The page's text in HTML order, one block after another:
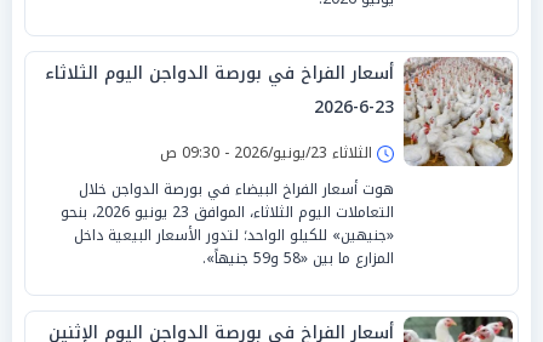
أسعار الفراخ في بورصة الدواجن اليوم الثلاثاء
23-6-2026
الثلاثاء 23/يونيو/2026 - 09:30 ص
هوت أسعار الفراخ البيضاء في بورصة الدواجن خلال
التعاملات اليوم الثلاثاء، الموافق 23 يونيو 2026، بنحو
«جنيهين» للكيلو الواحد؛ لتدور الأسعار البيعية داخل
المزارع ما بين «58 و59 جنيهاً».
أسعار الفراخ في بورصة الدواجن اليوم الإثنين